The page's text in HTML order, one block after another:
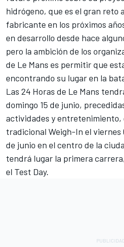
hidrógeno, que es el gran reto
fabricante en los próximos
en desarrollo desde hace
pero la ambición de los
de Le Mans es permitir que
encontrando su lugar en la
Las 24 Horas de Le Mans
domingo 15 de junio,
actividades y entretenimiento,
tradicional Weigh-In el viernes
de junio en el centro de la
tendrá lugar la primera
el Test Day.